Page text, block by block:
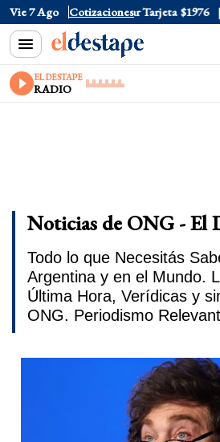
Vie 7 Ago Cotizaciones
Oficial $1520 Dólar Tarjeta $1976
EL DESTAPE
RADIO
Noticias de ONG - El
Todo lo que Necesitás
Argentina y en el Mundo.
Última Hora, Verídicas y
ONG. Periodismo